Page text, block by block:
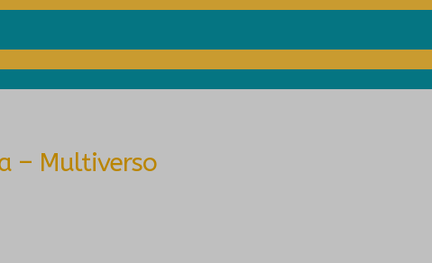
– Multiverso